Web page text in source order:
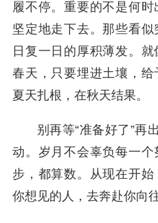
履不停。重要的不是何
坚定地走下去。那些看
日复一日的厚积薄发。
春天，只要埋进土壤，
夏天扎根，在秋天结果。
别再等“准备好了”再
动。岁月不会辜负每一
步，都算数。从现在开
你想见的人，去奔赴你向